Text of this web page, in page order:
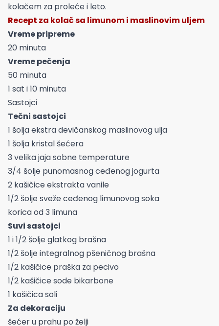
kolačem za proleće i leto.
Recept za kolač sa limunom i maslinovim uljem
Vreme pripreme
20 minuta
Vreme pečenja
50 minuta
1 sat i 10 minuta
Sastojci
Tečni sastojci
1 šolja ekstra devičanskog maslinovog ulja
1 šolja kristal šećera
3 velika jaja sobne temperature
3/4 šolje punomasnog ceđenog jogurta
2 kašičice ekstrakta vanile
1/2 šolje sveže ceđenog limunovog soka
korica od 3 limuna
Suvi sastojci
1 i 1/2 šolje glatkog brašna
1/2 šolje integralnog pšeničnog brašna
1/2 kašičice praška za pecivo
1/2 kašičice sode bikarbone
1 kašičica soli
Za dekoraciju
šećer u prahu po želji